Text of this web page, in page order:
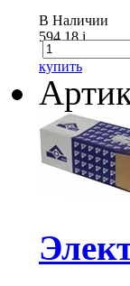
В Наличии
594.18i
купить